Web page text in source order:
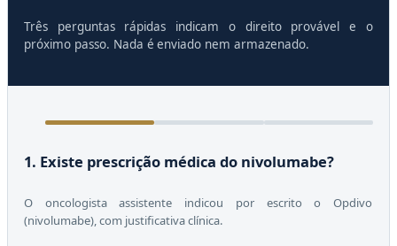
Três perguntas rápidas indicam o direito provável e o
próximo passo. Nada é enviado nem armazenado.
1. Existe prescrição médica do nivolumabe?
O oncologista assistente indicou por escrito o Opdivo
(nivolumabe), com justificativa clínica.